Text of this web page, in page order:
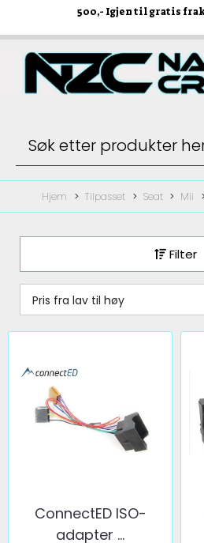
500,- Igjen til gratis
Hjem Tilpasset Seat Mii
Filter
Pris fra lav til høy
ConnectED ISO-
adapter ...